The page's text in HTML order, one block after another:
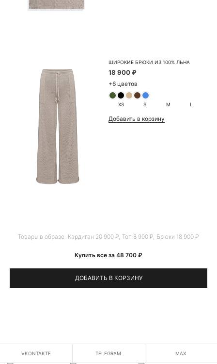
ШИРОКИЕ БРЮКИ ИЗ 100% ЛЬНА
18 900 ₽
+6 цветов
XS S M L
Добавить в корзину
Товары в образе: Кардиган 20 900 ₽ Топ 8 900 ₽ Брюки 18 900 ₽
Купить все за 48 700 ₽
ДОБАВИТЬ В КОРЗИНУ
VKONTAKTE TELEGRAM MAX